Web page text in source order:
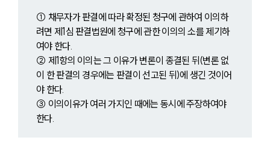
① 채무자가 판결에 따라 확정된 청구에 관하여 이의하
려면 제1심 판결법원에 청구에 관한 이의의 소를 제기하
여야 한다.
② 제1항의 이의는 그 이유가 변론이 종결된 뒤(변론 없
이 한 판결의 경우에는 판결이 선고된 뒤)에 생긴 것이어
야 한다.
③ 이의이유가 여러 가지인 때에는 동시에 주장하여야
한다.